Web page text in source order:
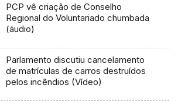
PCP vê criação de Conselho
Regional do Voluntariado chumbada
(áudio)
Parlamento discutiu cancelamento
de matrículas de carros destruídos
pelos incêndios (Vídeo)